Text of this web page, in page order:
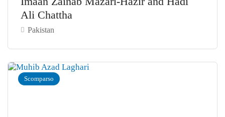
Ali Chattha
Pakistan
Scomparso